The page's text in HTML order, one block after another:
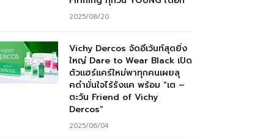
2025/08/20
Vichy Dercos จัดอีเว้นท์สุดยิ่ง
ใหญ่ Dare to Wear Black เปิด
ตัวแฮร์แคร์ใหม่พาทุกคนเผยลุ
คดำมั่นใจไร้รังแค พร้อม “เต –
ตะวัน Friend of Vichy
Dercos”
2025/06/04